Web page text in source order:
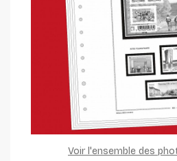
Voir l'ensemble des